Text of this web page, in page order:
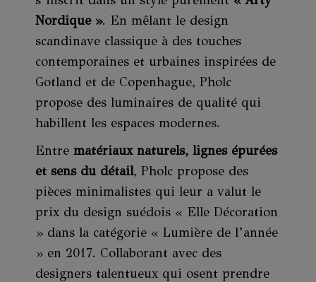
Nordique ». En mêlant le design
scandinave classique à des touches
contemporaines et urbaines inspirées de
Gotland et de Copenhague, Pholc
propose des luminaires de qualité qui
habillent les espaces modernes.
Entrematériaux naturels, lignes épurées
et sens du détail, Pholc propose des
pièces minimalistes qui leur a valut le
prix du design suédois « Elle Décoration
» dans la catégorie « Lumière de l’année
» en 2017. Collaborant avec des
designers talentueux qui osent prendre